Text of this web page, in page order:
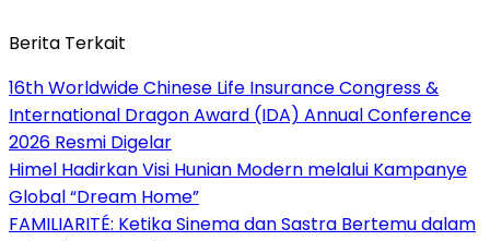
Berita Terkait
16th Worldwide Chinese Life Insurance Congress &
International Dragon Award (IDA) Annual Conference
2026 Resmi Digelar
Himel Hadirkan Visi Hunian Modern melalui Kampanye
Global “Dream Home”
FAMILIARITÉ: Ketika Sinema dan Sastra Bertemu dalam